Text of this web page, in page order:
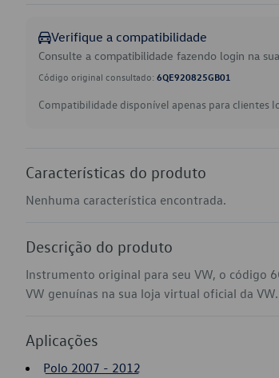
Verifique a compatibilidade
Consulte a compatibilidade fazendo login na
Código original consultado: 6QE920825GB01
Compatibilidade disponível apenas para clientes
Características do produto
Nenhuma característica encontrada.
Descrição do produto
Instrumento original para seu VW, o código
VW genuínas na sua loja virtual oficial da VW.
Aplicações
Polo 2007 - 2012